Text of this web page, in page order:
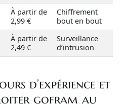
À partir de
2,99 €
Chiffrement
bout en bout
À partir de
2,49 €
Surveillance
d’intrusion
d’expérience et
gofram au